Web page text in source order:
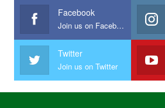
Facebook
Join us on Facebook
Twitter
Join us on Twitter